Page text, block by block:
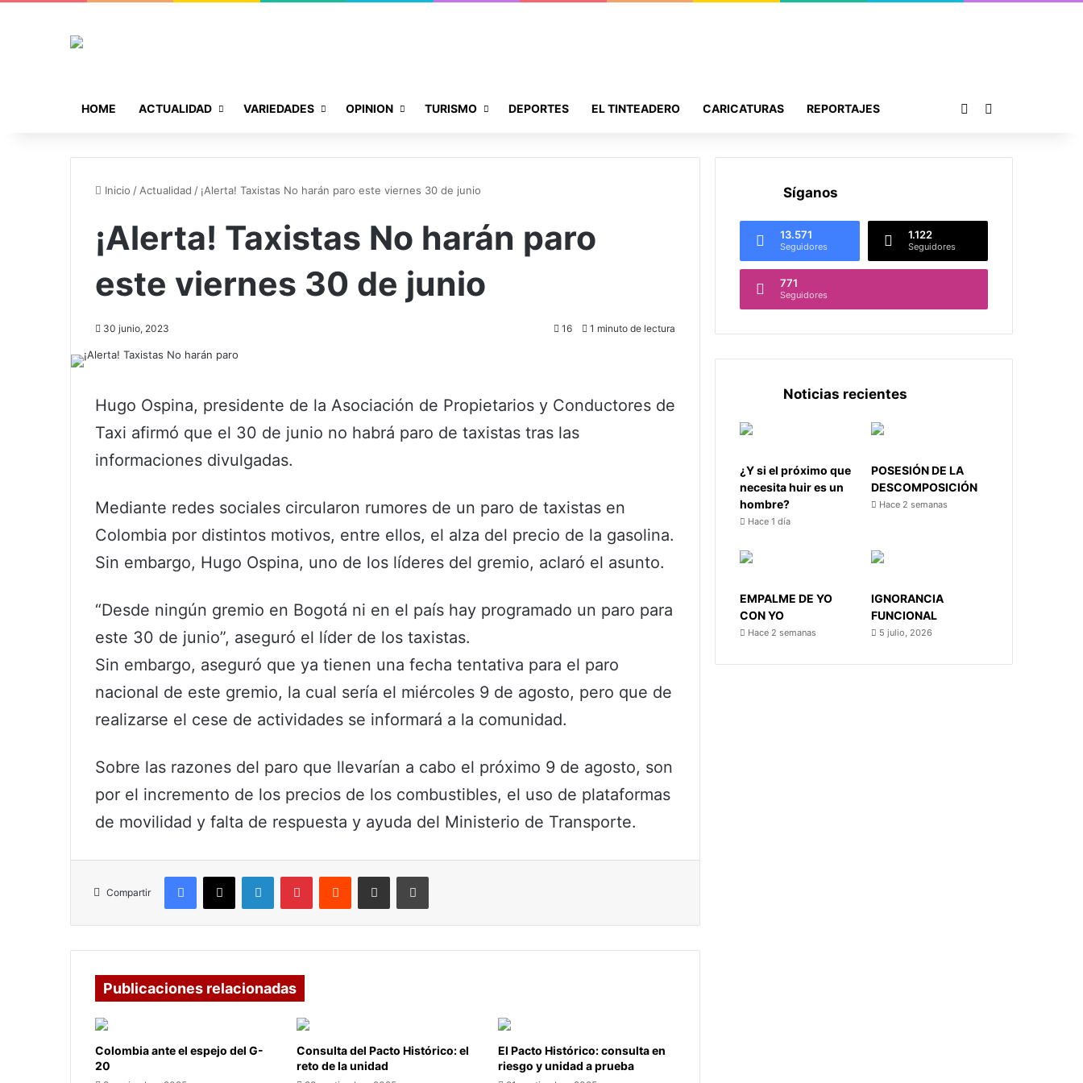
HOME ACTUALIDAD VARIEDADES OPINION TURISMO DEPORTES EL TINTEADERO CARICATURAS REPORTAJES Publicación al azar
Inicio / Actualidad / ¡Alerta! Taxistas No harán paro este viernes 30 de junio
¡Alerta! Taxistas No harán paro
este viernes 30 de junio
30 junio, 2023 16 1 minuto de lectura
Hugo Ospina, presidente de la Asociación de Propietarios y Conductores de
Taxi afirmó que el 30 de junio no habrá paro de taxistas tras las
informaciones divulgadas.
Mediante redes sociales circularon rumores de un paro de taxistas en
Colombia por distintos motivos, entre ellos, el alza del precio de la gasolina.
Sin embargo, Hugo Ospina, uno de los líderes del gremio, aclaró el asunto.
“Desde ningún gremio en Bogotá ni en el país hay programado un paro para
este 30 de junio”, aseguró el líder de los taxistas.
Sin embargo, aseguró que ya tienen una fecha tentativa para el paro
nacional de este gremio, la cual sería el miércoles 9 de agosto, pero que de
realizarse el cese de actividades se informará a la comunidad.
Sobre las razones del paro que llevarían a cabo el próximo 9 de agosto, son
por el incremento de los precios de los combustibles, el uso de plataformas
de movilidad y falta de respuesta y ayuda del Ministerio de Transporte.
Compartir
Facebook
X LinkedInPinterestReddit Compartir por correo electrónicoImprimir
Publicaciones relacionadas
Colombia ante el espejo del G-
20
Consulta del Pacto Histórico: el
reto de la unidad
El Pacto Histórico: consulta en
riesgo y unidad a prueba
Síganos
13.571
Seguidores
1.122
Seguidores
771
Seguidores
Noticias recientes
¿Y si el próximo que
necesita huir es un
hombre?
Hace 1 día
POSESIÓN DE LA
DESCOMPOSICIÓN
Hace 2 semanas
EMPALME DE YO
CON YO
Hace 2 semanas
IGNORANCIA
FUNCIONAL
5 julio, 2026